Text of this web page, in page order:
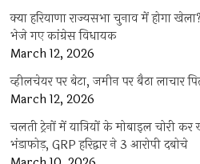
क्या हरियाणा राज्यसभा चुनाव में होगा
भेजे गए कांग्रेस विधायक
March 12, 2026
व्हीलचेयर पर बेटा, जमीन पर बैठा लाचार
March 12, 2026
चलती ट्रेनों में यात्रियों के मोबाइल चोरी
भंडाफोड़, GRP हरिद्वार ने 3 आरोपी दबोचे